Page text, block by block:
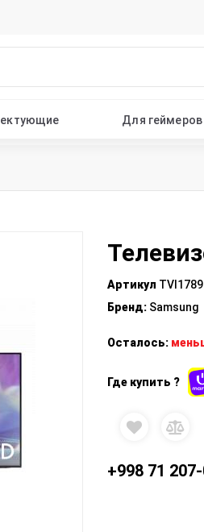
Для геймеров
Артикул
Бренд: Samsung
Осталось:
Где купить ?
+998 71